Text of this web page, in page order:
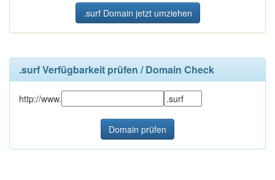
.surf Domain jetzt umziehen
.surf Verfügbarkeit prüfen / Domain Check
http://www.